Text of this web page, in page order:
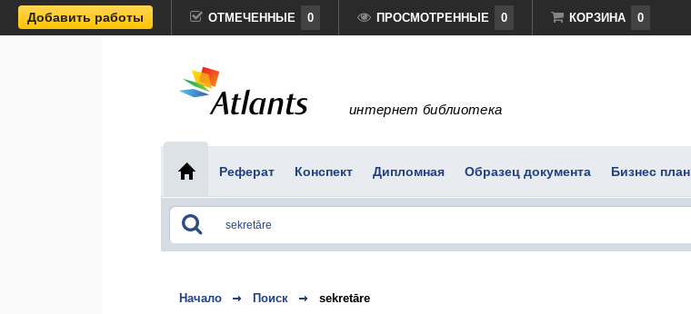
Добавить работы ОТМЕЧЕННЫЕ 0 ПРОСМОТРЕННЫЕ 0 КОРЗИНА 0
интернет библиотека
Реферат Конспект Дипломная Образец документа Бизнес план
Начало Поиск sekretāre